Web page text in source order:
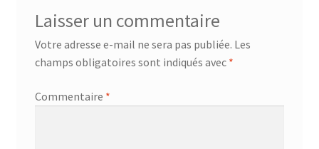
Laisser un commentaire
Votre adresse e-mail ne sera pas publiée. Les
champs obligatoires sont indiqués avec *
Commentaire *